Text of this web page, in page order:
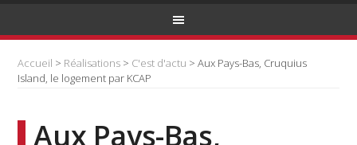
Accueil > Réalisations > C'est d'actu > Aux Pays-Bas, Cruquius
Island, le logement par KCAP
Aux Pays-Bas,